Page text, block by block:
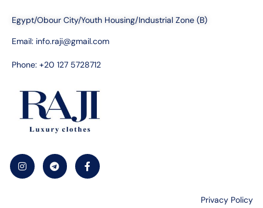
Egypt/Obour City/Youth Housing/Industrial Zone (B)
Email: info.raji@gmail.com
Phone: +20 127 5728712
Privacy Policy